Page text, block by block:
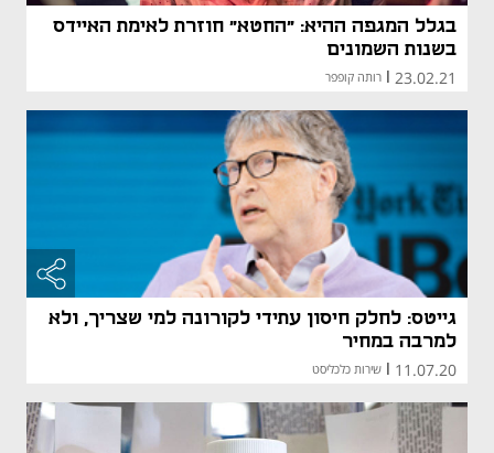
בגלל המגפה ההיא: "החטא" חוזרת לאימת האיידס
בשנות השמונים
23.02.21 רותה קופפר
גייטס: לחלק חיסון עתידי לקורונה למי שצריך, ולא
למרבה במחיר
11.07.20 שירות כלכליסט